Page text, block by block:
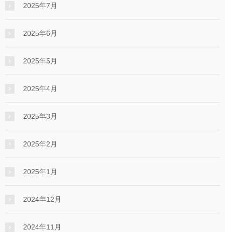
2025年7月
2025年6月
2025年5月
2025年4月
2025年3月
2025年2月
2025年1月
2024年12月
2024年11月